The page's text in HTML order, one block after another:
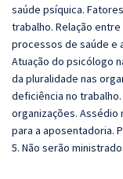
saúde psíquica.
trabalho. Relação
processos de saúde e
Atuação do psicólogo
da pluralidade nas
deficiência no
organizações. Assédio
para a aposentadoria.
5. Não serão